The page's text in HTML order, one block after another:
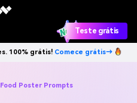
Teste grátis
100% grátis! Comece grátis→
Food Poster Prompts